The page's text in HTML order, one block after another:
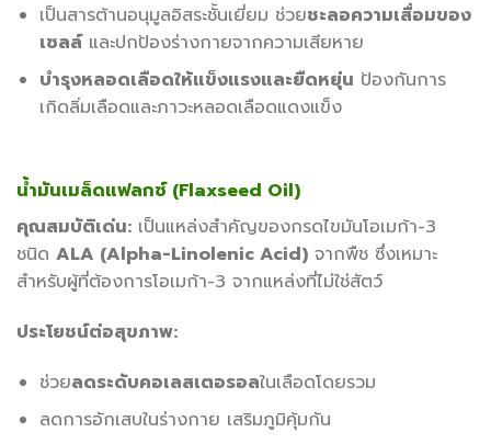
เป็นสารต้านอนุมูลอิสระชั้นเยี่ยม ช่วยชะลอความเสื่อมของ
เซลล์และปกป้องร่างกายจากความเสียหาย
บำรุงหลอดเลือดให้แข็งแรงและยืดหยุ่น ป้องกันการ
เกิดลิ่มเลือดและภาวะหลอดเลือดแดงแข็ง
น้ำมันเมล็ดแฟลกซ์ (Flaxseed Oil)
คุณสมบัติเด่น: เป็นแหล่งสำคัญของกรดไขมันโอเมก้า-3
ชนิด ALA (Alpha-Linolenic Acid) จากพืช ซึ่งเหมาะ
สำหรับผู้ที่ต้องการโอเมก้า-3 จากแหล่งที่ไม่ใช่สัตว์
ประโยชน์ต่อสุขภาพ:
ช่วยลดระดับคอเลสเตอรอลในเลือดโดยรวม
ลดการอักเสบในร่างกาย เสริมภูมิคุ้มกัน